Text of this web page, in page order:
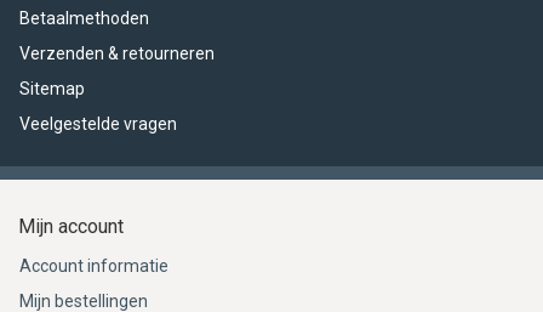
Betaalmethoden
Verzenden & retourneren
Sitemap
Veelgestelde vragen
Mijn account
Account informatie
Mijn bestellingen